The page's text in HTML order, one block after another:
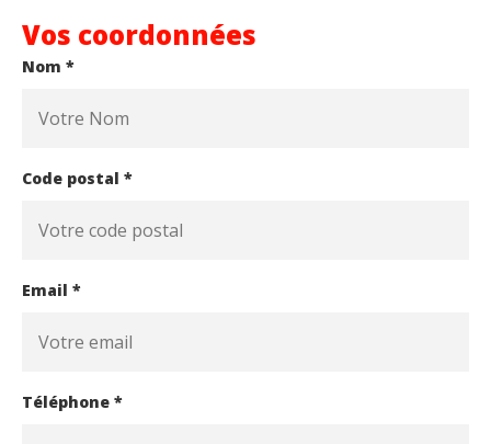
Vos coordonnées
Nom *
Code postal *
Email *
Téléphone *